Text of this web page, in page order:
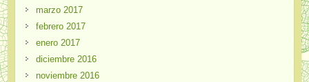
marzo 2017
febrero 2017
enero 2017
diciembre 2016
noviembre 2016